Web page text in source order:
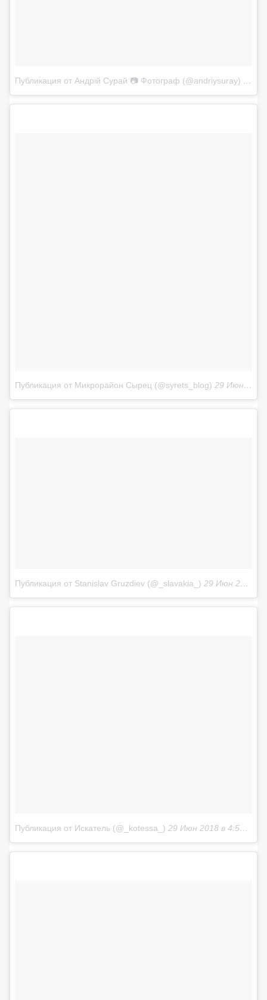
Публикация от Андрій Сурай 📷 Фотограф (@andriysuray) 29
Публикация от Микрорайон Сырец (@syrets_blog) 29 Июн 2018 в 5:14 PDT
Публикация от Stanislav Gruzdiev (@_slavakia_) 29 Июн 2018 в 5:35 PDT
Публикация от Искатель (@_kotessa_) 29 Июн 2018 в 4:54 PDT